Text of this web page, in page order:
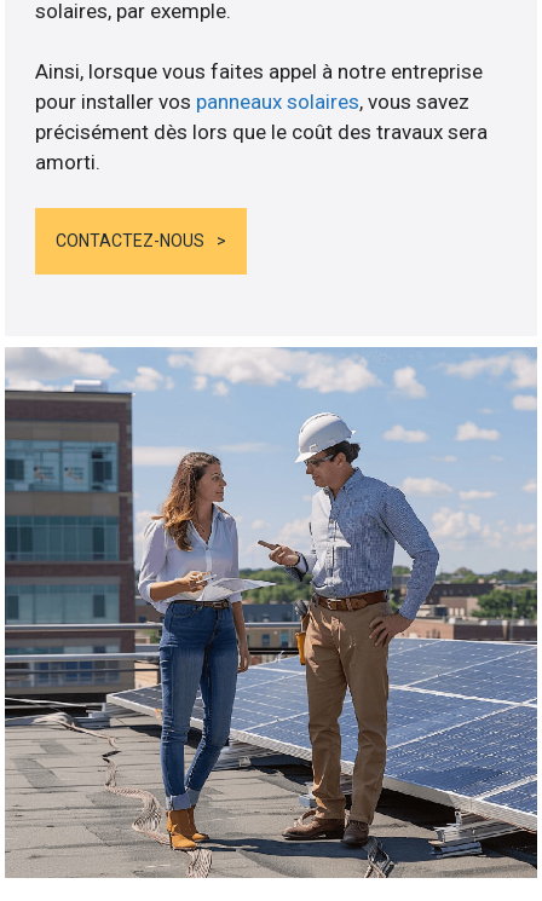
solaires, par exemple.
Ainsi, lorsque vous faites appel à notre entreprise
pour installer vos panneaux solaires, vous savez
précisément dès lors que le coût des travaux sera
amorti.
CONTACTEZ-NOUS